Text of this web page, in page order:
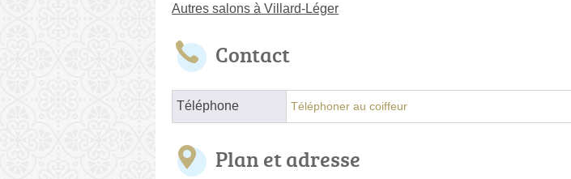
Autres salons à Villard-Léger
Contact
Téléphone Téléphoner au coiffeur
Plan et adresse